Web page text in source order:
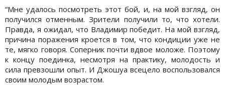
“Мне удалось посмотреть этот бой, и, на мой взгляд, он
получился отменным. Зрители получили то, что хотели.
Правда, я ожидал, что Владимир победит. На мой взгляд,
причина поражения кроется в том, что кондиции уже не
те, мягко говоря. Соперник почти вдвое моложе. Поэтому
к концу поединка, несмотря на практику, молодость и
сила превзошли опыт. И Джошуа всецело воспользовался
своим молодым возрастом.